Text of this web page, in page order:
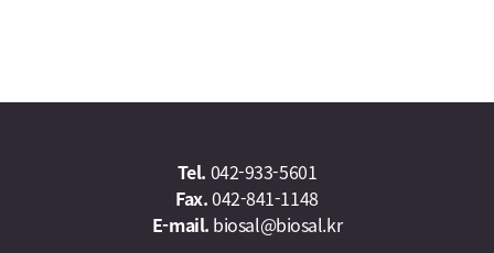
Tel. 042-933-5601
Fax.042-841-1148
E-mail. biosal@biosal.kr